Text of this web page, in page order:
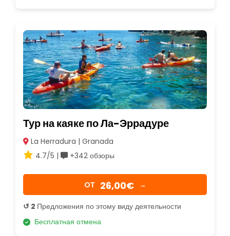
Тур на каяке по Ла-Эррадуре
La Herradura | Granada
4.7/5 |
+342 обзоры
OТ 26,00€ →
↺ 2 Предложения по этому виду деятельности
Бесплатная отмена